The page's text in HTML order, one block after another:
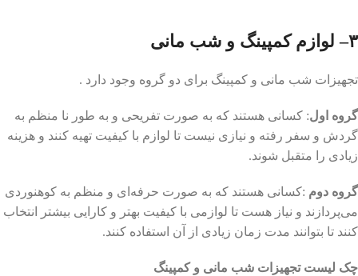
۳– لوازم کمپینگ و شب مانی
تجهیزات شب مانی و کمپینگ برای دو گروه وجود دارد .
گروه اول: کسانی هستند که به صورت تفریحی و به طور نا منظم به
گردش و سفر رفته و نیازی نیست تا لوازم با کیفیت تهیه کنند و هزینه
زیادی را متقبل شوند.
گروه دوم :کسانی هستند که به صورت حرفه‌ای و منظم به کوهنوردی
می‌پردازند و نیاز هست تا لوازمی با کیفیت بهتر و کارایی بیشتر انتخاب
کنند تا بتوانند مدت زمان زیادی از آن استفاده کنند.
چک لیست تجهیزات شب مانی و کمپینگ